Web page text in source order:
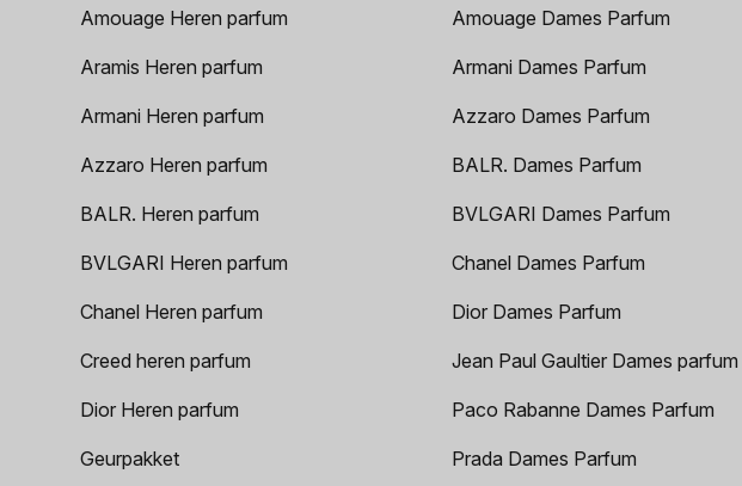
Amouage Heren parfum
Aramis Heren parfum
Armani Heren parfum
Azzaro Heren parfum
BALR. Heren parfum
BVLGARI Heren parfum
Chanel Heren parfum
Creed heren parfum
Dior Heren parfum
Geurpakket
Amouage Dames Parfum
Armani Dames Parfum
Azzaro Dames Parfum
BALR. Dames Parfum
BVLGARI Dames Parfum
Chanel Dames Parfum
Dior Dames Parfum
Jean Paul Gaultier Dames parfum
Paco Rabanne Dames Parfum
Prada Dames Parfum